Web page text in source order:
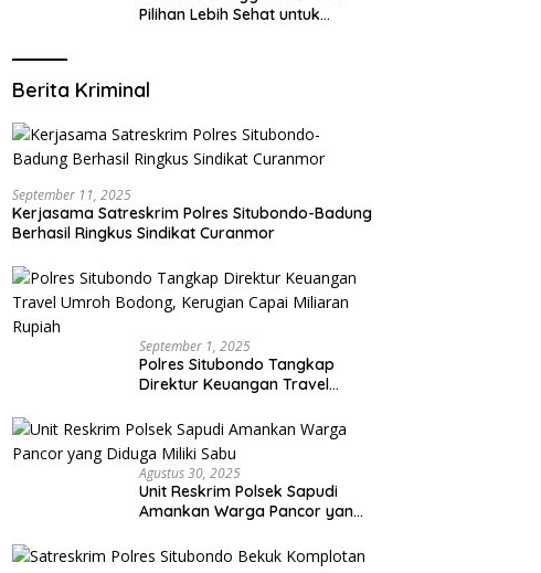
Pilihan Lebih Sehat untuk
Berita Kriminal
September 11, 2025
Kerjasama Satreskrim Polres Situbondo-Badung
Berhasil Ringkus Sindikat Curanmor
September 1, 2025
Polres Situbondo Tangkap
Direktur Keuangan Travel
Capai Miliaran Rupiah
Agustus 30, 2025
Unit Reskrim Polsek Sapudi
Amankan Warga Pancor yang